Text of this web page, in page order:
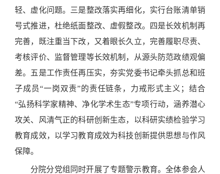
轻、虚化问题。三是整改落实再细化，实行台账清单销
号式推进，杜绝纸面整改、虚假整改。四是长效机制再
完善，既注重当下改，又着眼长久立，完善履职尽责、
考核评价、监督管理等长效机制，从源头防范政绩观偏
差。五是工作责任再压实，夯实党委书记牵头抓总和班
子成员“一岗双责”的责任链条，力戒形式主义；结合
“弘扬科学家精神、净化学术生态”专项行动，涵养潜心
攻关、风清气正的科研创新生态，以科研实绩检验学习
教育成效，以学习教育成效为科技创新提供思想与作风
保障。
分院分党组同时开展了专题警示教育。全体参会人